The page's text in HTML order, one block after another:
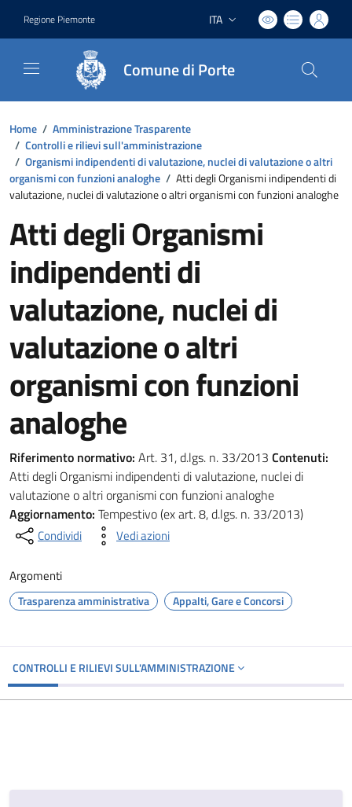
Regione Piemonte Lingua attiva:
ITA
Comune di Porte
Home / Amministrazione Trasparente
/ Controlli e rilievi sull'amministrazione
/ Organismi indipendenti di valutazione, nuclei di valutazione o altri
organismi con funzioni analoghe / Atti degli Organismi indipendenti di
valutazione, nuclei di valutazione o altri organismi con funzioni analoghe
Atti degli Organismi
indipendenti di
valutazione, nuclei di
valutazione o altri
organismi con funzioni
analoghe
Riferimento normativo: Art. 31, d.lgs. n. 33/2013 Contenuti:
Atti degli Organismi indipendenti di valutazione, nuclei di
valutazione o altri organismi con funzioni analoghe
Aggiornamento: Tempestivo (ex art. 8, d.lgs. n. 33/2013)
Condividi Vedi azioni
Argomenti
Trasparenza amministrativa Appalti, Gare e Concorsi
CONTROLLI E RILIEVI SULL'AMMINISTRAZIONE